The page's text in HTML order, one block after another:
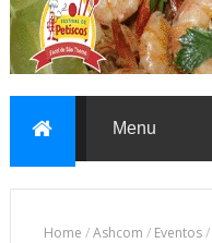
Home /Ashcom / Eventos/